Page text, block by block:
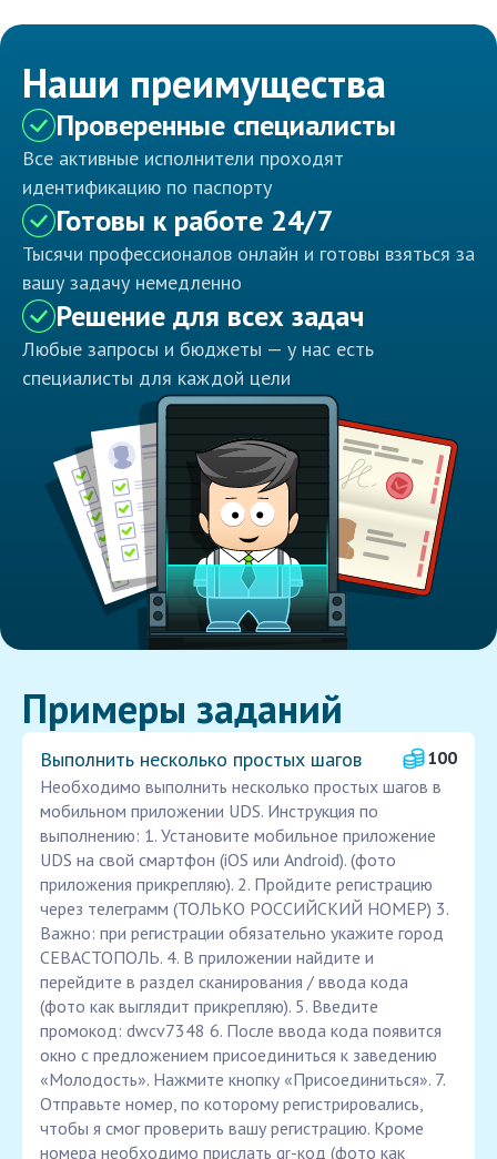
Наши преимущества
Проверенные специалисты
Все активные исполнители проходят
идентификацию по паспорту
Готовы к работе 24/7
Тысячи профессионалов онлайн и готовы взяться за
вашу задачу немедленно
Решение для всех задач
Любые запросы и бюджеты — у нас есть
специалисты для каждой цели
Примеры заданий
Выполнить несколько простых шагов
100
Необходимо выполнить несколько простых шагов в
мобильном приложении UDS. Инструкция по
выполнению: 1. Установите мобильное приложение
UDS на свой смартфон (iOS или Android). (фото
приложения прикрепляю). 2. Пройдите регистрацию
через телеграмм (ТОЛЬКО РОССИЙСКИЙ НОМЕР) 3.
Важно: при регистрации обязательно укажите город
СЕВАСТОПОЛЬ. 4. В приложении найдите и
перейдите в раздел сканирования / ввода кода
(фото как выглядит прикрепляю). 5. Введите
промокод: dwcv7348 6. После ввода кода появится
окно с предложением присоединиться к заведению
«Молодость». Нажмите кнопку «Присоединиться». 7.
Отправьте номер, по которому регистрировались,
чтобы я смог проверить вашу регистрацию. Кроме
номера необходимо прислать qr-код (фото как